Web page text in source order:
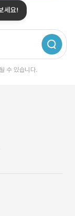
세요!
수 있습니다.